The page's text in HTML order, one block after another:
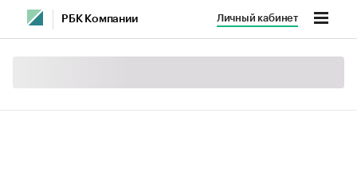
РБК Компании Личный кабинет